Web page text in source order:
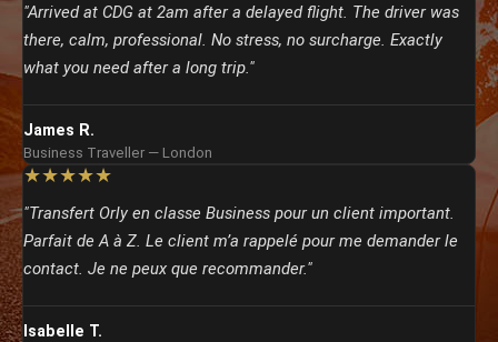
"Arrived at CDG at 2am after a delayed flight. The driver was
there, calm, professional. No stress, no surcharge. Exactly
what you need after a long trip."
James R.
Business Traveller — London
★★★★★
"Transfert Orly en classe Business pour un client important.
Parfait de A à Z. Le client m’a rappelé pour me demander le
contact. Je ne peux que recommander."
Isabelle T.